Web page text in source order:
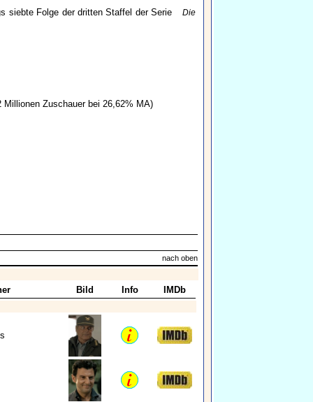
siebte Folge der dritten Staffel der Serie Die
Millionen Zuschauer bei 26,62% MA)
nach oben
Bild Info IMDb